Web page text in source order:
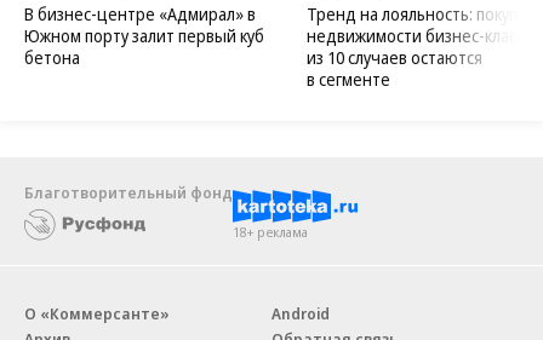
В бизнес-центре «Адмирал» в
Южном порту залит первый куб
бетона
Тренд на лояльность:
недвижимости бизнес-класса
из 10 случаев остаются
в сегменте
Благотворительный фонд
18+ реклама
О «Коммерсанте»
Android